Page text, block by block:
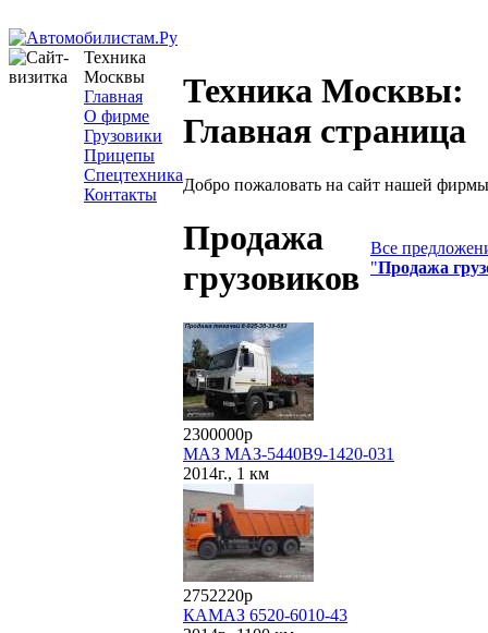
Техника
Москвы
Главная
О фирме
Грузовики
Прицепы
Спецтехника
Контакты
Техника Москвы:
Главная страница
Добро пожаловать на сайт нашей
Продажа
грузовиков
Все
"Продажа
2300000р
МАЗ МАЗ-5440В9-1420-031
2014г., 1 км
2752220р
КАМАЗ 6520-6010-43